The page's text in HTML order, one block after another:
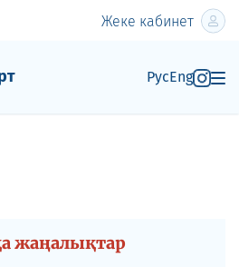
Жеке кабинет
РусEng
жаңалықтар